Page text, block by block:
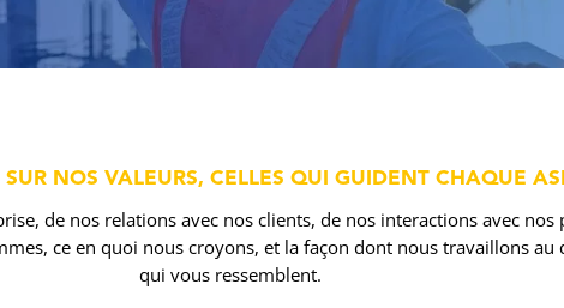
NOS VALEURS, CELLES QUI GUIDENT CHAQUE
de nos relations avec nos clients, de nos interactions avec
ce en quoi nous croyons, et la façon dont nous travaillons
qui vous ressemblent.